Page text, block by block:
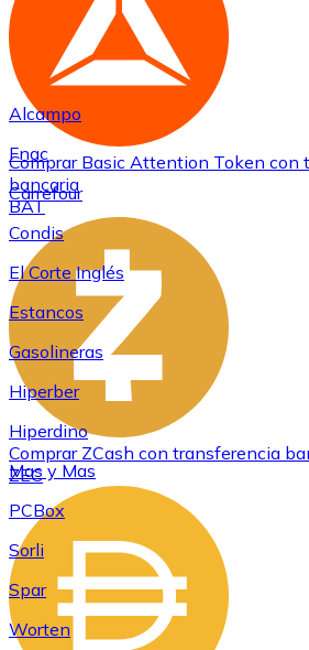
Comprar Basic Attention Token con
bancaria
BAT
Comprar ZCash con transferencia
ZEC
Alcampo
Fnac
Carrefour
Condis
El Corte Inglés
Estancos
Gasolineras
Hiperber
Hiperdino
Mas y Mas
PCBox
Sorli
Spar
Worten